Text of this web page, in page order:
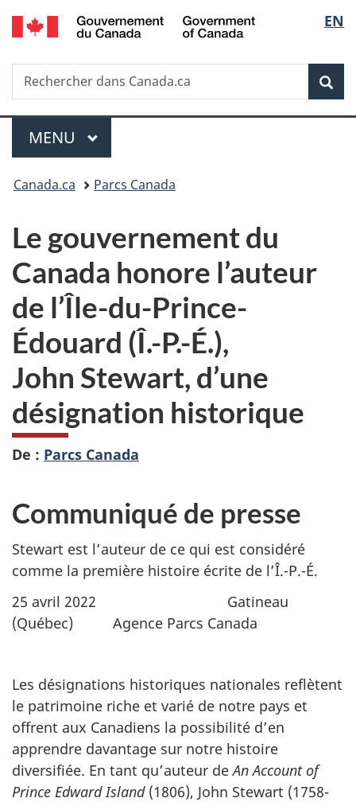
Passer
au
principal
Passer
à
Au
du
Passer
à
version
simplifiée
de
la
EN
Recherche
Rechercher
dans
Menu
MENU PRINCIPAL
Vous
ici :
Canada.ca Parcs Canada
Le gouvernement du
Canada honore l’auteur
de l’Île-du-Prince-
Édouard (Î.-P.-É.),
John Stewart, d’une
désignation historique
De : Parcs Canada
Communiqué de presse
Stewart est l’auteur de ce qui est considéré
comme la première histoire écrite de l’Î.-P.-É.
25 avril 2022 Gatineau
(Québec) Agence Parcs Canada
Les désignations historiques nationales reflètent
le patrimoine riche et varié de notre pays et
offrent aux Canadiens la possibilité d’en
apprendre davantage sur notre histoire
diversifiée. En tant qu’auteur deAn Account of
Prince Edward Island(1806), John Stewart (1758-